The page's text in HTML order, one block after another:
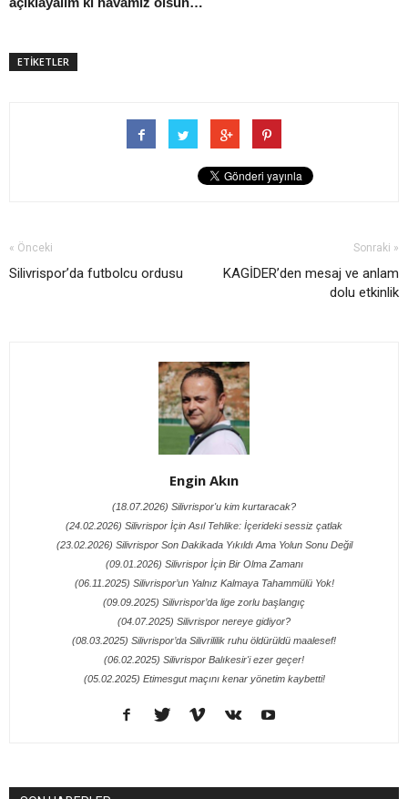
ETİKETLER
« Önceki
Silivrispor’da futbolcu ordusu
Sonraki »
KAGİDER’den mesaj ve anlam
dolu etkinlik
Engin Akın
(18.07.2026) Silivrispor'u kim kurtaracak?
(24.02.2026) Silivrispor İçin Asıl Tehlike: İçerideki sessiz çatlak
(23.02.2026) Silivrispor Son Dakikada Yıkıldı Ama Yolun Sonu Değil
(09.01.2026) Silivrispor İçin Bir Olma Zamanı
(06.11.2025) Silivrispor’un Yalnız Kalmaya Tahammülü Yok!
(09.09.2025) Silivrispor’da lige zorlu başlangıç
(04.07.2025) Silivrispor nereye gidiyor?
(08.03.2025) Silivrispor’da Silivrililik ruhu öldürüldü maalesef!
(06.02.2025) Silivrispor Balıkesir'i ezer geçer!
(05.02.2025) Etimesgut maçını kenar yönetim kaybetti!